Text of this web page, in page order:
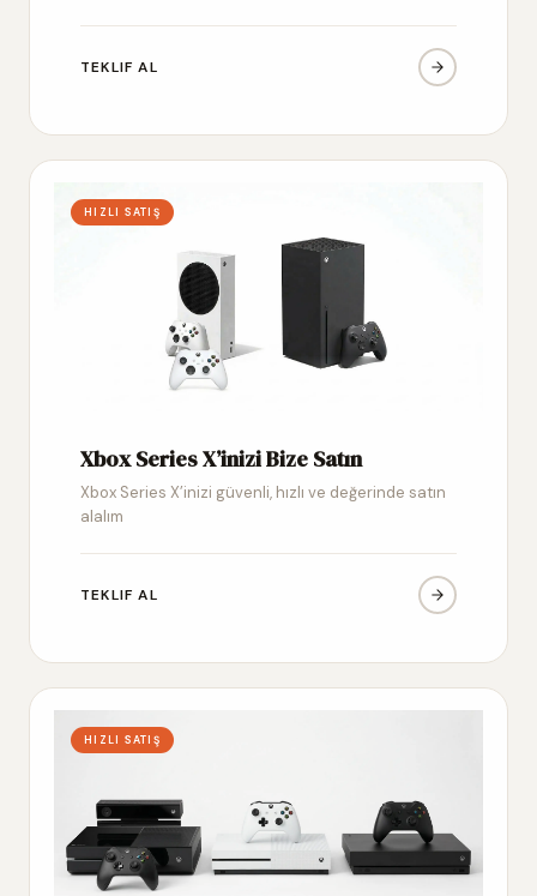
TEKLIF AL
HIZLI SATIŞ
Xbox Series X’inizi Bize Satın
Xbox Series X’inizi güvenli, hızlı ve değerinde satın
alalım
TEKLIF AL
HIZLI SATIŞ